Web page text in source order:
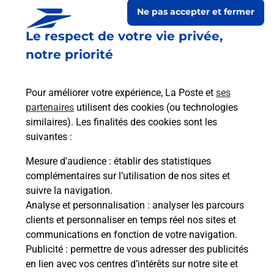
Le respect de votre vie privée,
notre priorité
Pour améliorer votre expérience, La Poste et ses
partenaires utilisent des cookies (ou technologies
similaires). Les finalités des cookies sont les
suivantes :
Mesure d’audience : établir des statistiques
complémentaires sur l’utilisation de nos sites et
suivre la navigation.
Analyse et personnalisation : analyser les parcours
clients et personnaliser en temps réel nos sites et
communications en fonction de votre navigation.
Publicité : permettre de vous adresser des publicités
en lien avec vos centres d’intérêts sur notre site et
Ne pas accepter et fermer
Prochaine collecte du courrierjeudià 13h00
19 Place De L Armor
22260 Saint Clet
Itinéraire
Le lien s'ouvre dans un nouvel onglet